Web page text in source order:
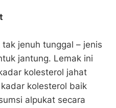
jenuh tunggal – jenis
jantung. Lemak ini
kolesterol jahat
kolesterol baik
alpukat secara